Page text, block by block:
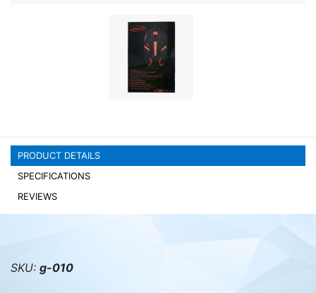
PRODUCT DETAILS
SPECIFICATIONS
REVIEWS
SKU: g-010